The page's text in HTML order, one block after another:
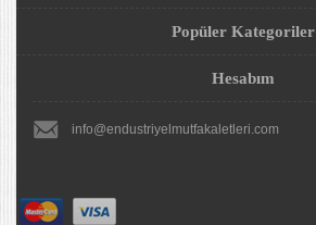
Popüler Kategoriler
Hesabım
info@endustriyelmutfakaletleri.com